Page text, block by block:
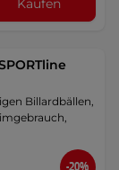
Kaufen
Billardbällen,